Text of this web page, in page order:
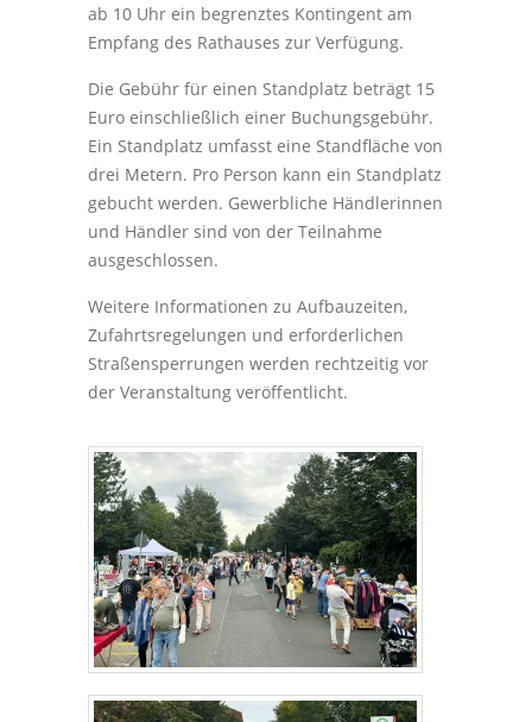
ab 10 Uhr ein begrenztes Kontingent am
Empfang des Rathauses zur Verfügung.
Die Gebühr für einen Standplatz beträgt 15
Euro einschließlich einer Buchungsgebühr.
Ein Standplatz umfasst eine Standfläche von
drei Metern. Pro Person kann ein Standplatz
gebucht werden. Gewerbliche Händlerinnen
und Händler sind von der Teilnahme
ausgeschlossen.
Weitere Informationen zu Aufbauzeiten,
Zufahrtsregelungen und erforderlichen
Straßensperrungen werden rechtzeitig vor
der Veranstaltung veröffentlicht.